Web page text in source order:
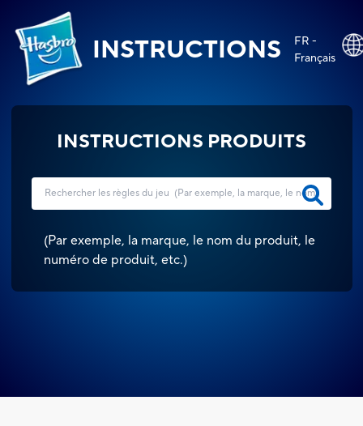
INSTRUCTIONS
FR -
Français
INSTRUCTIONS PRODUITS
(Par exemple, la marque, le nom du produit, le
numéro de produit, etc.)